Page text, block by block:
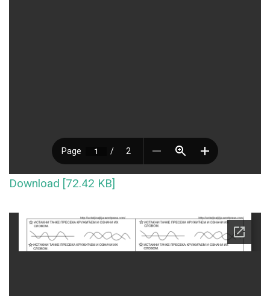
Download [72.42 KB]